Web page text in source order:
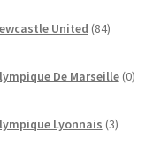
United 84izdelkov
De Marseille 0
Lyonnais 3izdelki